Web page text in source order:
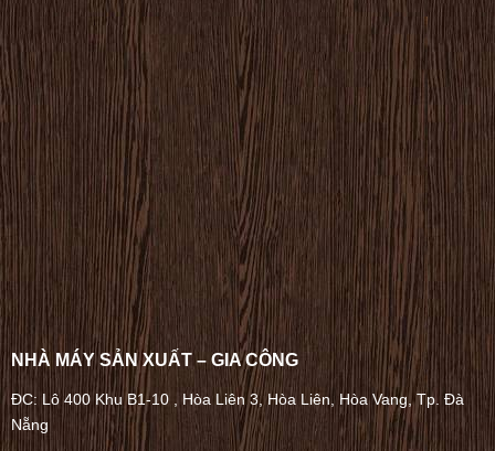
NHÀ MÁY SẢN XUẤT – GIA CÔNG
ĐC: Lô 400 Khu B1-10 , Hòa Liên 3, Hòa Liên, Hòa Vang, Tp. Đà
Nẵng